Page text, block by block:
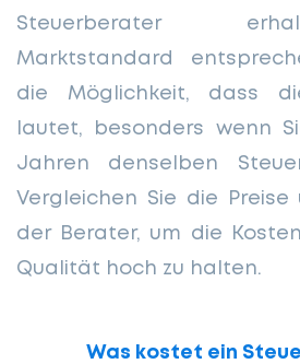
Steuerberater
Marktstandard
die Möglichkeit, dass
lautet, besonders wenn
Jahren denselben
Vergleichen Sie die
der Berater, um die
Qualität hoch zu halten.
Was kostet ein